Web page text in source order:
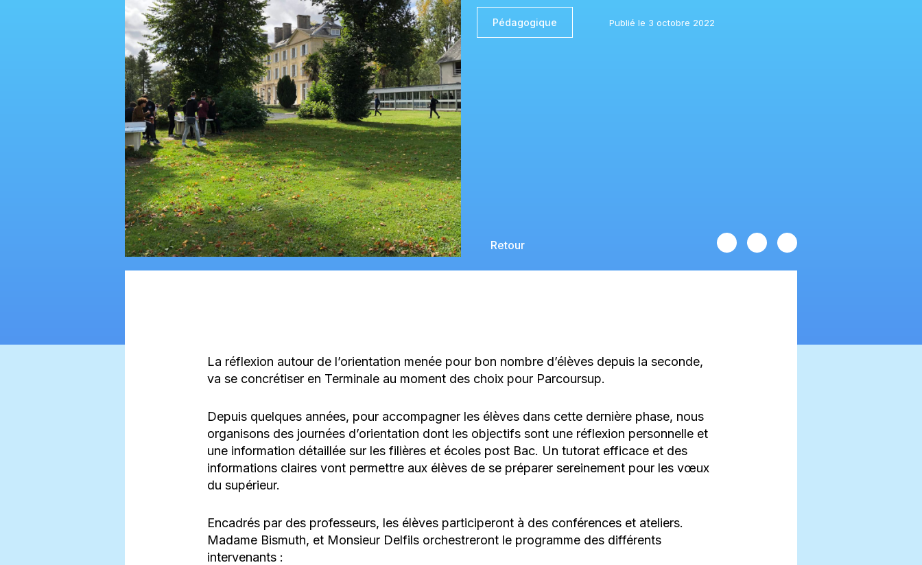
Pédagogique Publié le 3 octobre 2022
Retour
La réflexion autour de l’orientation menée pour bon nombre d’élèves depuis la seconde,
va se concrétiser en Terminale au moment des choix pour Parcoursup.
Depuis quelques années, pour accompagner les élèves dans cette dernière phase, nous
organisons des journées d’orientation dont les objectifs sont une réflexion personnelle et
une information détaillée sur les filières et écoles post Bac. Un tutorat efficace et des
informations claires vont permettre aux élèves de se préparer sereinement pour les vœux
du supérieur.
Encadrés par des professeurs, les élèves participeront à des conférences et ateliers.
Madame Bismuth, et Monsieur Delfils orchestreront le programme des différents
intervenants :